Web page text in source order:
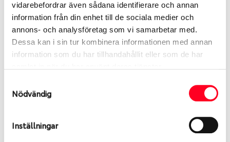
vidarebefordrar även sådana identifierare och annan
information från din enhet till de sociala medier och
annons- och analysföretag som vi samarbetar med.
Dessa kan i sin tur kombinera informationen med annan
information som du har tillhandahållit eller som de har
Nödvändig
Inställningar
Passar detta däck min bil?
Ange registreringsnummer för att se om det däck
du valt passar din bilmodell. Om du köper däck som
dimensioner. Ibland kan fälgen ha bytts ut under
årens lopp och inte vara samma dimension som